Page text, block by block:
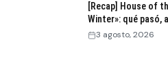
[Recap] House of
Winter»: qué pasó,
3 agosto, 2026